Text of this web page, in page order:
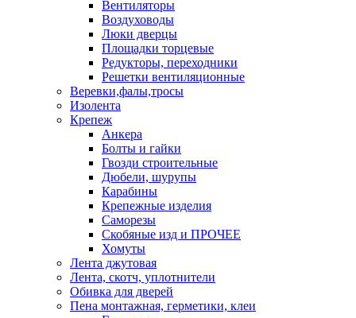
Вентиляторы
Воздуховоды
Люки дверцы
Площадки торцевые
Редукторы, переходники
Решетки вентиляционные
Веревки,фалы,тросы
Изолента
Крепеж
Анкера
Болты и гайки
Гвозди строительные
Дюбели, шурупы
Карабины
Крепежные изделия
Саморезы
Скобяные изд и ПРОЧЕЕ
Хомуты
Лента джутовая
Лента, скотч, уплотнители
Обивка для дверей
Пена монтажная, герметики, клеи